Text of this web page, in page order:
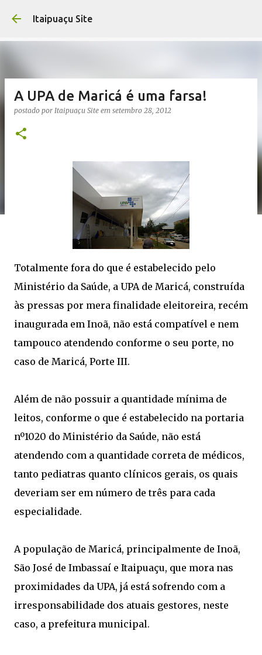
Itaipuaçu Site
A UPA de Maricá é uma farsa!
postado por Itaipuaçu Site em setembro 28, 2012
Totalmente fora do que é estabelecido pelo
Ministério da Saúde, a UPA de Maricá, construída
às pressas por mera finalidade eleitoreira, recém
inaugurada em Inoã, não está compatível e nem
tampouco atendendo conforme o seu porte, no
caso de Maricá, Porte III.
Além de não possuir a quantidade mínima de
leitos, conforme o que é estabelecido na portaria
nº1020 do Ministério da Saúde, não está
atendendo com a quantidade correta de médicos,
tanto pediatras quanto clínicos gerais, os quais
deveriam ser em número de três para cada
especialidade.
A população de Maricá, principalmente de Inoã,
São José de Imbassaí e Itaipuaçu, que mora nas
proximidades da UPA, já está sofrendo com a
irresponsabilidade dos atuais gestores, neste
caso, a prefeitura municipal.